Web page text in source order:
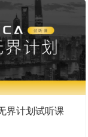
界计划试听课